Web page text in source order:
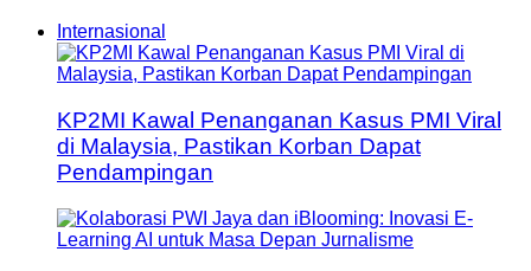
Internasional
KP2MI Kawal Penanganan Kasus PMI Viral
di Malaysia, Pastikan Korban Dapat
Pendampingan